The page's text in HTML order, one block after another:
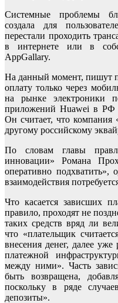
Системные проблемы
создала для
перестали проходить
в интернете или в
AppGallary.
На данный момент, пишут
оплату только через
на рынке электроники
приложений Huawei в РФ
Он считает, что компания
другому российскому
По словам главы
инновации» Романа
оперативно подхватить»,
взаимодействия
Что касается зависших
правило, проходят не
таких средств вряд ли
что «плательщик
внесения денег, далее
платежной
между ними». Часть
быть возвращена,
поскольку в ряде
депозиты».